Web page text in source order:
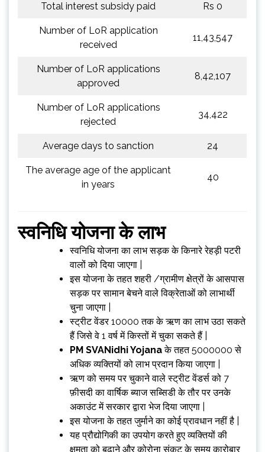
Total interest subsidy paid Rs 0
Number of LoR application
received
11,43,547
Number of LoR applications
approved
8,42,107
Number of LoR applications
rejected
34,422
Average days to sanction 24
The average age of the applicant
in years
40
स्वनिधि योजना के लाभ
स्वनिधि योजना का लाभ सड़क के किनारे रेहड़ी पटरी
वालों को दिया जाएगा |
इस योजना के तहत शहरी /ग्रामीण क्षेत्रों के आसपास
सड़क पर सामान बेचने वाले विक्रेताओं को लाभार्थी
चुना जाएगा |
स्ट्रीट वेंडर ₹10000 तक के ऋण का लाभ उठा सकते
हैं जिसे वे 1 वर्ष में किस्तों में चुका सकते हैं |
PM SVANidhi Yojanaके तहत 5000000 से
अधिक व्यक्तियों को लाभ प्रदान किया जाएगा |
ऋण को समय पर चुकाने वाले स्ट्रीट वेंडर्स को 7
फ़ीसदी का वार्षिक ब्याज सब्सिडी के तौर पर उनके
अकाउंट में सरकार द्वारा भेज दिया जाएगा |
इस योजना के तहत जुर्माने का कोई प्रावधान नहीं है |
यह प्रौद्योगिकी का उपयोग करते हुए व्यक्तियों की
क्षमता को बढ़ाने और कोरोना संकट के समय कारोबार